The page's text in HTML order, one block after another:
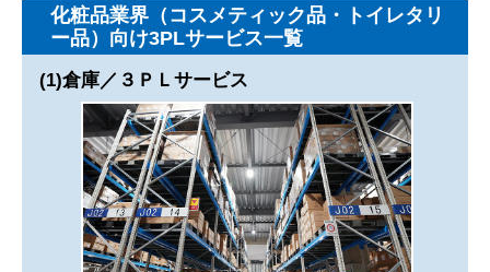
化粧品業界（コスメティック品・トイレタリ
ー品）向け3PLサービス一覧
(1)倉庫／３ＰＬサービス